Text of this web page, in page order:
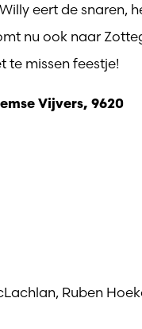
eert de snaren,
nu ook naar
te missen feestje!
Vijvers, 9620
Ruben